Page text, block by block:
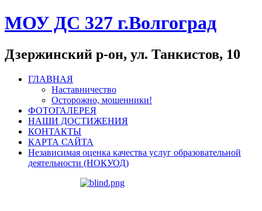
МОУ ДС 327 г.Волгоград
Дзержинский р-он, ул. Танкистов, 10
ГЛАВНАЯ
Наставничество
Осторожно, мошенники!
ФОТОГАЛЕРЕЯ
НАШИ ДОСТИЖЕНИЯ
КОНТАКТЫ
КАРТА САЙТА
Независимая оценка качества услуг образовательной
деятельности (НОКУОД)